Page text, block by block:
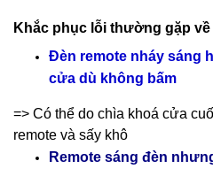
Khắc phục lỗi thường gặp
Đèn remote nháy sáng
cửa dù không bấm
=> Có thể do chìa khoá cửa
remote và sấy khô
Remote sáng đèn